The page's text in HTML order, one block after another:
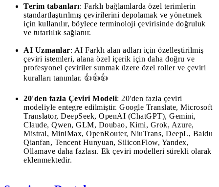
Terim tabanları: Farklı bağlamlarda özel terimlerin
standartlaştırılmış çevirilerini depolamak ve yönetmek
için kullanılır, böylece terminoloji çevirisinde doğruluk
ve tutarlılık sağlanır.
AI Uzmanlar: AI Farklı alan adları için özelleştirilmiş
çeviri istemleri, alana özel içerik için daha doğru ve
profesyonel çeviriler sunmak üzere özel roller ve çeviri
kuralları tanımlar. 👍👍👍
20'den fazla Çeviri Modeli: 20'den fazla çeviri
modeliyle entegre edilmiştir. Google Translate, Microsoft
Translator, DeepSeek, OpenAI (ChatGPT), Gemini,
Claude, Qwen, GLM, Doubao, Kimi, Grok, Azure,
Mistral, MiniMax, OpenRouter, NiuTrans, DeepL, Baidu
Qianfan, Tencent Hunyuan, SiliconFlow, Yandex,
Ollamave daha fazlası. Ek çeviri modelleri sürekli olarak
eklenmektedir.